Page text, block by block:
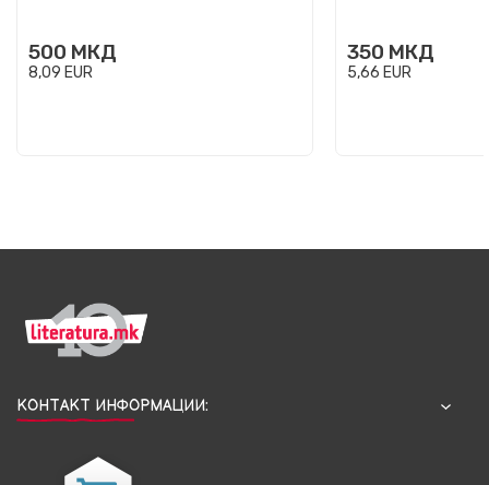
500 МКД
8,09 EUR
350 МКД
5,66 EUR
КОНТАКТ ИНФОРМАЦИИ: